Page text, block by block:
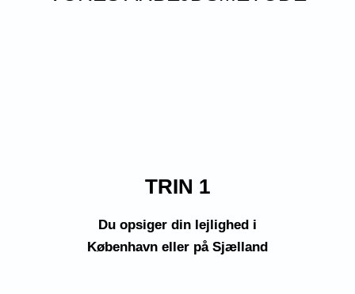
TRIN 1
Du opsiger din lejlighed i
København eller på Sjælland